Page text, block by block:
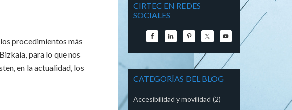
procedimientos más
para lo que nos
en la actualidad, los
CIRTEC EN REDES
SOCIALES
CATEGORÍAS DEL BLOG
Accesibilidad y movilidad (2)